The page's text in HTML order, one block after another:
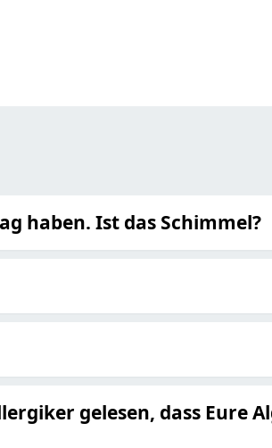
haben. Ist das Schimmel?
gelesen, dass Eure